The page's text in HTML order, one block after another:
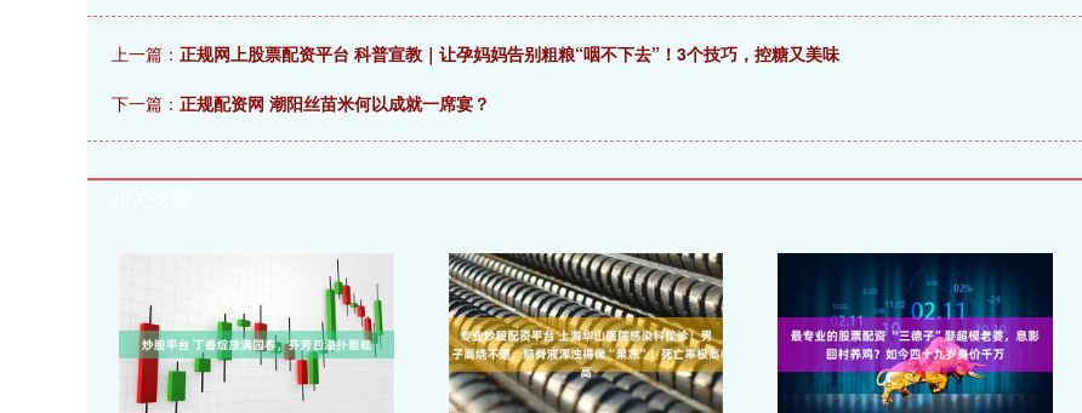
上一篇： 正规网上股票配资平台 科普宣教｜让孕妈妈告别粗粮“咽不下去”！3个技巧，控糖又美味
下一篇： 正规配资网 潮阳丝苗米何以成就一席宴？